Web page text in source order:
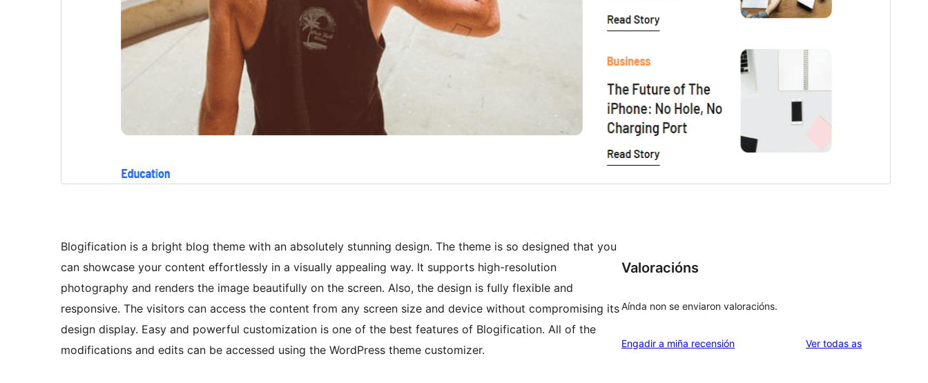
Blogification is a bright blog theme with an absolutely stunning design. The theme is so designed that you
can showcase your content effortlessly in a visually appealing way. It supports high-resolution
photography and renders the image beautifully on the screen. Also, the design is fully flexible and
responsive. The visitors can access the content from any screen size and device without compromising its
design display. Easy and powerful customization is one of the best features of Blogification. All of the
modifications and edits can be accessed using the WordPress theme customizer.
Valoracións
Aínda non se enviaron valoracións.
Engadir a miña recensión Ver todas asvaloracións